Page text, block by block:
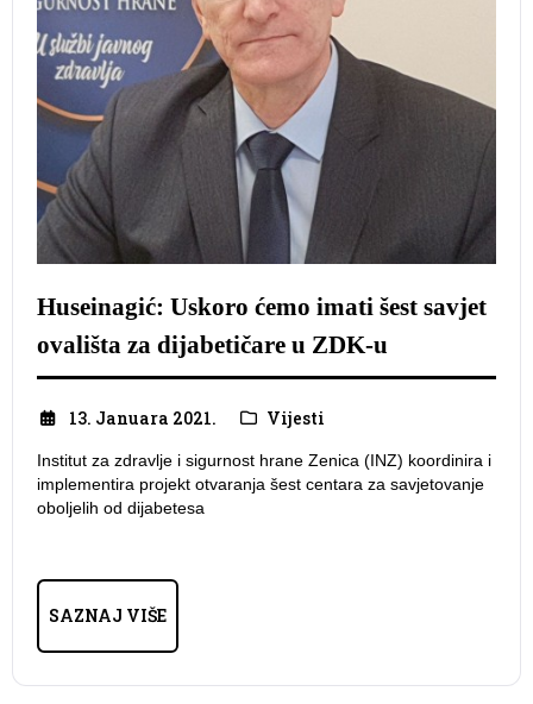
Huseinagić: Uskoro ćemo imati šest savjet
ovališta za dijabetičare u ZDK-u
13. Januara 2021. Vijesti
Institut za zdravlje i sigurnost hrane Zenica (INZ) koordinira i
implementira projekt otvaranja šest centara za savjetovanje
oboljelih od dijabetesa
SAZNAJ VIŠE